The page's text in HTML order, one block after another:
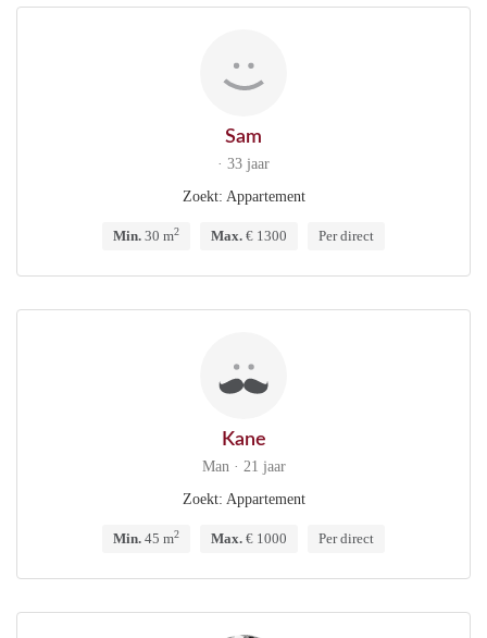
Sam
· 33 jaar
Zoekt: Appartement
Min. 30 m2 Max. € 1300 Per direct
Kane
Man · 21 jaar
Zoekt: Appartement
Min. 45 m2 Max. € 1000 Per direct